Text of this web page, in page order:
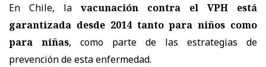
En Chile, la vacunación contra el VPH está
garantizada desde 2014 tanto para niños como
para niñas, como parte de las estrategias de
prevención de esta enfermedad.